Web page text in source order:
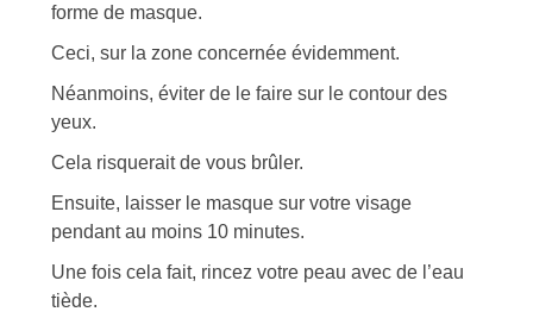
forme de masque.
Ceci, sur la zone concernée évidemment.
Néanmoins, éviter de le faire sur le contour des
yeux.
Cela risquerait de vous brûler.
Ensuite, laisser le masque sur votre visage
pendant au moins 10 minutes.
Une fois cela fait, rincez votre peau avec de l’eau
tiède.